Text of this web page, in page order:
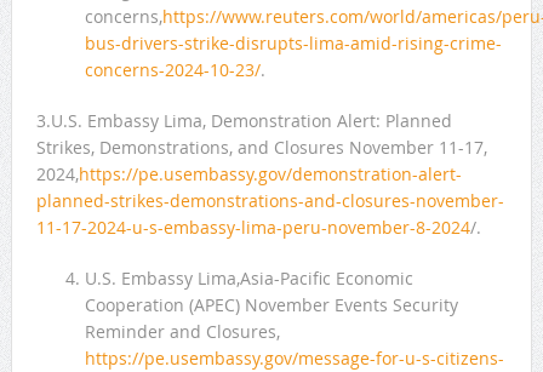
concerns,https://www.reuters.com/world/americas/
bus-drivers-strike-disrupts-lima-amid-rising-crime-
concerns-2024-10-23/.
3.U.S. Embassy Lima, Demonstration Alert: Planned
Strikes, Demonstrations, and Closures November 11-17,
2024,https://pe.usembassy.gov/demonstration-alert-
planned-strikes-demonstrations-and-closures-november-
11-17-2024-u-s-embassy-lima-peru-november-8-2024/.
U.S. Embassy Lima,Asia-Pacific Economic
Cooperation (APEC) November Events Security
Reminder and Closures,
https://pe.usembassy.gov/message-for-u-s-citizens-